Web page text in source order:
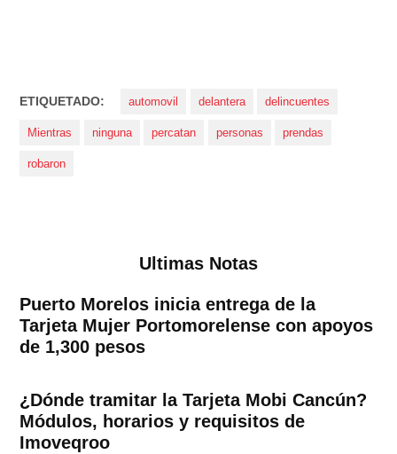
ETIQUETADO: automovil delantera delincuentes
Mientras ninguna percatan personas prendas
robaron
Ultimas Notas
Puerto Morelos inicia entrega de la
Tarjeta Mujer Portomorelense con apoyos
de 1,300 pesos
¿Dónde tramitar la Tarjeta Mobi Cancún?
Módulos, horarios y requisitos de
Imoveqroo